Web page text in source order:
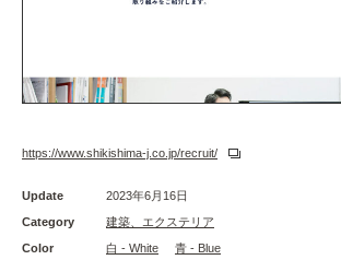
https://www.shikishima-j.co.jp/recruit/
Update
2023年6月16日
Category
建築、エクステリア
Color
白 - White 青 - Blue